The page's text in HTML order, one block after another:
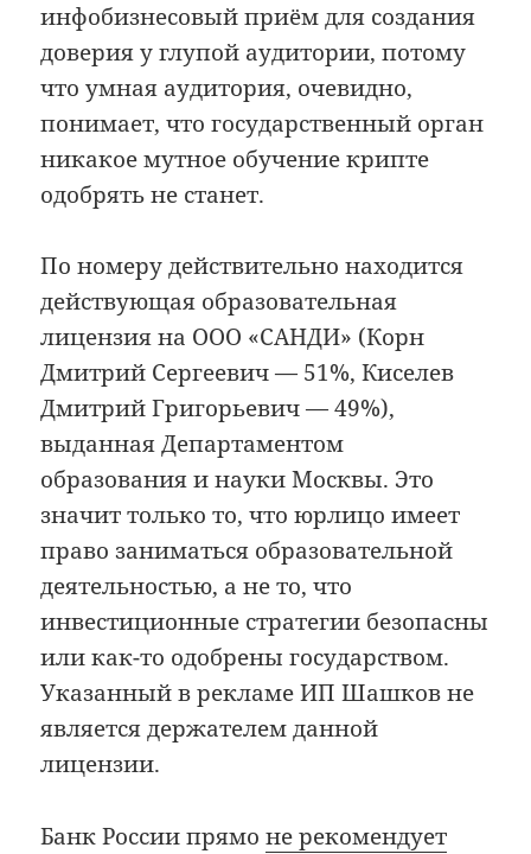
инфобизнесовый приём для создания
доверия у глупой аудитории, потому
что умная аудитория, очевидно,
понимает, что государственный орган
никакое мутное обучение крипте
одобрять не станет.
По номеру действительно находится
действующая образовательная
лицензия на ООО «САНДИ» (Корн
Дмитрий Сергеевич — 51%, Киселев
Дмитрий Григорьевич — 49%),
выданная Департаментом
образования и науки Москвы. Это
значит только то, что юрлицо имеет
право заниматься образовательной
деятельностью, а не то, что
инвестиционные стратегии безопасны
или как-то одобрены государством.
Указанный в рекламе ИП Шашков не
является держателем данной
лицензии.
Банк России прямоне рекомендует